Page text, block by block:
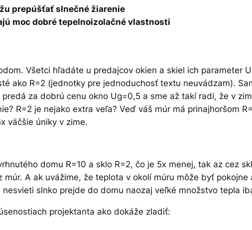
prepúšťať slnečné žiarenie
moc dobré tepelnoizolačné vlastnosti
Všetci hľadáte u predajcov okien a skiel ich parameter
ako R=2 (jednotky pre jednoduchosť textu neuvádzam).
za dobrú cenu okno Ug=0,5 a sme až takí radi, že v
R=2 je nejako extra veľa? Veď váš múr má prinajhoršom
väčšie úniky v zime.
domu R=10 a sklo R=2, čo je 5x menej, tak az cez
múr. A ak uvážime, že teplota v okolí múru môže byť pokojne
slnko prejde do domu naozaj veľké množstvo tepla
projektanta ako dokáže zladiť: